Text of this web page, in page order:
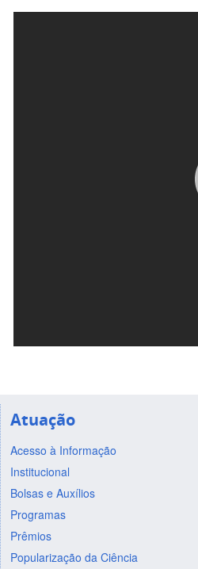
Atuação
Acesso à Informação
Institucional
Bolsas e Auxílios
Programas
Prêmios
Popularização da Ciência